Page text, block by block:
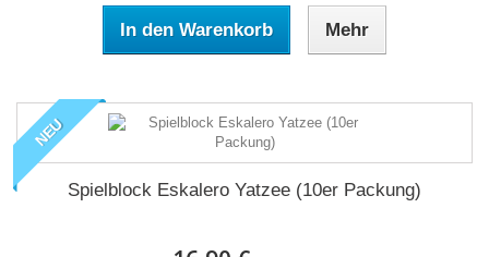
In den Warenkorb Mehr
NEU
Spielblock Eskalero Yatzee (10er Packung)